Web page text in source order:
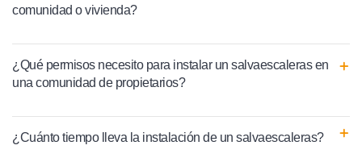
comunidad o vivienda?
¿Qué permisos necesito para instalar un salvaescaleras en
una comunidad de propietarios?
¿Cuánto tiempo lleva la instalación de un salvaescaleras?